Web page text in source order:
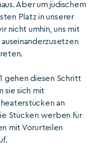
Aber um jüdischem
Platz in unserer
nicht umhin, uns mit
gehen diesen Schritt
sie sich mit
an
Stücken werben für
mit Vorurteilen